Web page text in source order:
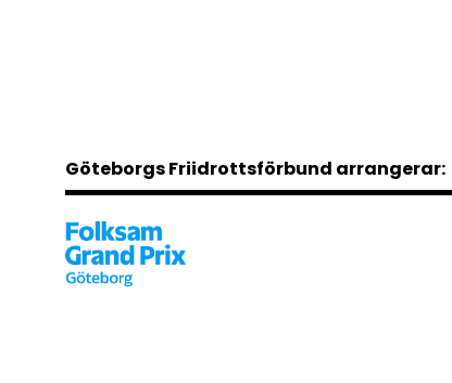
Göteborgs Friidrottsförbund arrangerar: